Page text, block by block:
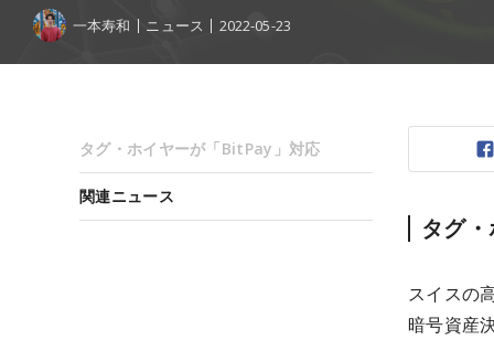
一本寿和 ニュース 2022-05-23
タグ
スイスの
暗号資産
タグ・ホイヤーが「BitPay」対応
関連ニュース